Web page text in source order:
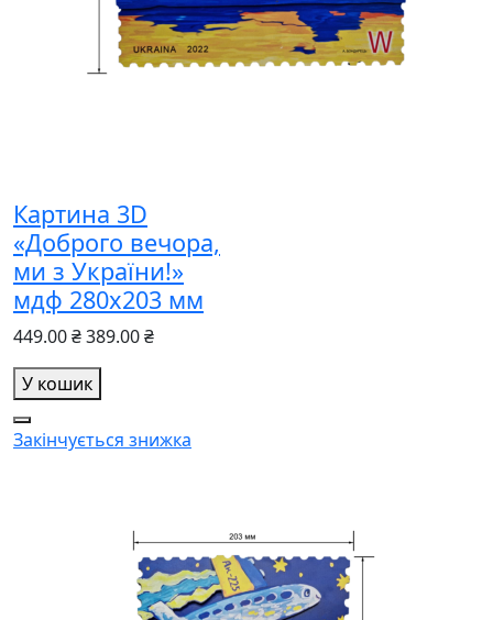
Картина 3D
«Доброго вечора,
ми з України!»
мдф 280х203 мм
449.00 ₴389.00 ₴
У кошик
Закінчується знижка